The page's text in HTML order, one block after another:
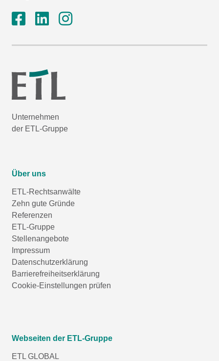
Unternehmen
der ETL-Gruppe
Über uns
ETL-Rechtsanwälte
Zehn gute Gründe
Referenzen
ETL-Gruppe
Stellenangebote
Impressum
Datenschutzerklärung
Barrierefreiheitserklärung
Cookie-Einstellungen prüfen
Webseiten der ETL-Gruppe
ETL GLOBAL